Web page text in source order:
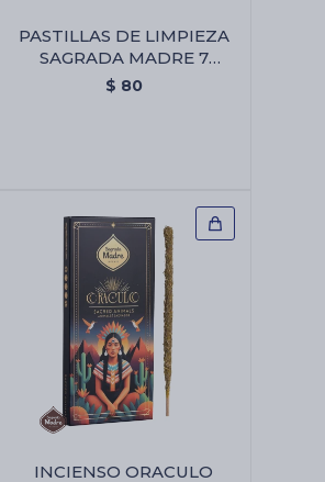
PASTILLAS DE LIMPIEZA
SAGRADA MADRE 7
PODERES - Pastillas De
$ 80
INCIENSO ORACULO